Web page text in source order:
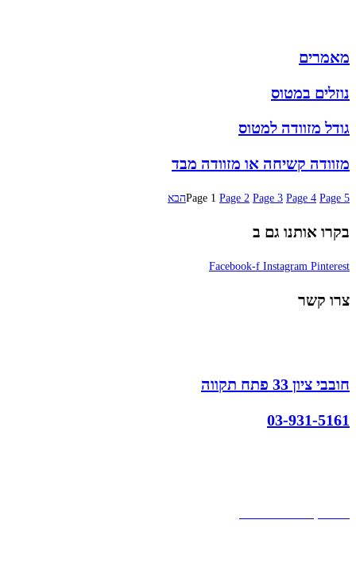
מאמרים
נוזלים במטוס
גודל מזוודה למטוס
מזוודה קשיחה או מזוודה מבד
Page 1 Page 2 Page 3 Page 4 Page 5 הבא
בקרו אותנו גם ב
Facebook-f Instagram Pinterest
צרו קשר
חובבי ציון 33 פתח תקווה
03-931-5161